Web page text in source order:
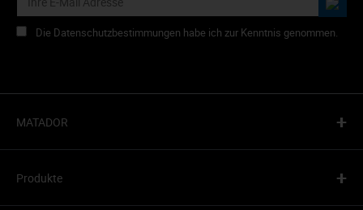
Die Datenschutzbestimmungen habe ich zur Kenntnis genommen.
MATADOR +
Produkte +